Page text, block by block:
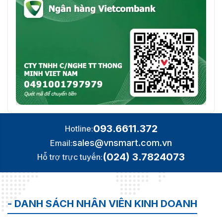
Hotline:093.6611.372
Email:sales@vnsmart.com.vn
Hỗ trợ trực tuyến:(024) 3.7824073
- DANH SÁCH NHÂN VIÊN KINH DOANH